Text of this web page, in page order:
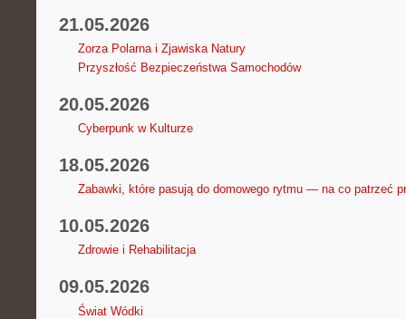
21.05.2026
Zorza Polarna i Zjawiska Natury
Przyszłość Bezpieczeństwa Samochodów
20.05.2026
Cyberpunk w Kulturze
18.05.2026
Zabawki, które pasują do domowego rytmu — na co patrzeć
10.05.2026
Zdrowie i Rehabilitacja
09.05.2026
Świat Wódki